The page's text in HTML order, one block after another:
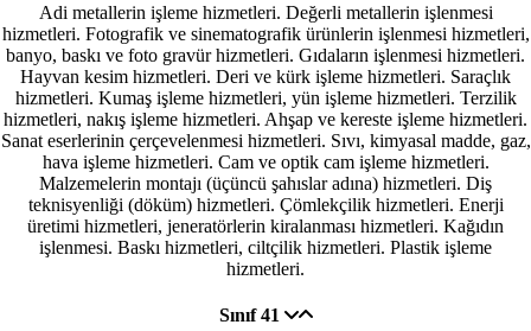
Adi metallerin işleme hizmetleri. Değerli metallerin işlenmesi
hizmetleri. Fotografik ve sinematografik ürünlerin işlenmesi hizmetleri,
banyo, baskı ve foto gravür hizmetleri. Gıdaların işlenmesi hizmetleri.
Hayvan kesim hizmetleri. Deri ve kürk işleme hizmetleri. Saraçlık
hizmetleri. Kumaş işleme hizmetleri, yün işleme hizmetleri. Terzilik
hizmetleri, nakış işleme hizmetleri. Ahşap ve kereste işleme hizmetleri.
Sanat eserlerinin çerçevelenmesi hizmetleri. Sıvı, kimyasal madde, gaz,
hava işleme hizmetleri. Cam ve optik cam işleme hizmetleri.
Malzemelerin montajı (üçüncü şahıslar adına) hizmetleri. Diş
teknisyenliği (döküm) hizmetleri. Çömlekçilik hizmetleri. Enerji
üretimi hizmetleri, jeneratörlerin kiralanması hizmetleri. Kağıdın
işlenmesi. Baskı hizmetleri, ciltçilik hizmetleri. Plastik işleme
hizmetleri.
Sınıf 41